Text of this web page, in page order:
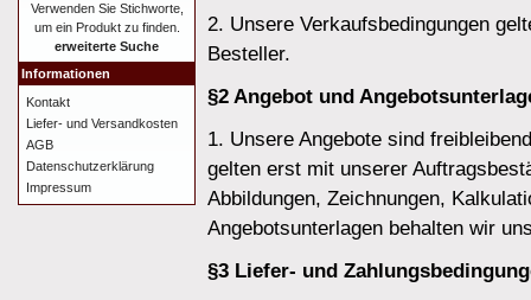
2. Unsere Verkaufsbedingungen
Besteller.
§2 Angebot und
1. Unsere Angebote sind
gelten erst mit unserer
Abbildungen, Zeichnungen,
Angebotsunterlagen behalten wir
§3 Liefer- und
Verwenden Sie Stichworte,
um ein Produkt zu finden.
erweiterte Suche
Informationen
Kontakt
Liefer- und Versandkosten
AGB
Datenschutzerklärung
Impressum